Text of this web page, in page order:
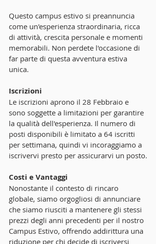
Questo campus estivo si preannuncia
come un'esperienza straordinaria, ricca
di attività, crescita personale e momenti
memorabili. Non perdete l'occasione di
far parte di questa avventura estiva
unica.
Iscrizioni
Le iscrizioni aprono il 28 Febbraio e
sono soggette a limitazioni per garantire
la qualità dell'esperienza. Il numero di
posti disponibili è limitato a 64 iscritti
per settimana, quindi vi incoraggiamo a
iscrivervi presto per assicurarvi un posto.
Costi e Vantaggi
Nonostante il contesto di rincaro
globale, siamo orgogliosi di annunciare
che siamo riusciti a mantenere gli stessi
prezzi degli anni precedenti per il nostro
Campus Estivo, offrendo addirittura una
riduzione per chi decide di iscriversi